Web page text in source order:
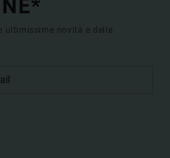
ultimissime novità e delle